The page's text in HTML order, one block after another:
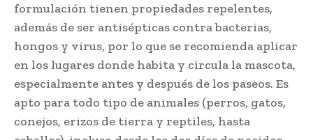
formulación tienen propiedades repelentes,
además de ser antisépticas contra bacterias,
hongos y virus, por lo que se recomienda aplicar
en los lugares donde habita y circula la mascota,
especialmente antes y después de los paseos. Es
apto para todo tipo de animales (perros, gatos,
conejos, erizos de tierra y reptiles, hasta